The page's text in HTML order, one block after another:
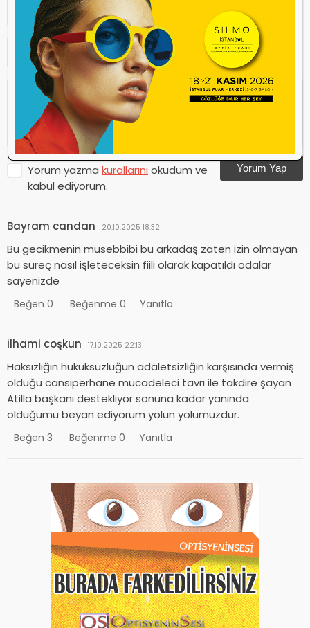
Yorum yazma kurallarını okudum ve
kabul ediyorum.
Yorum Yap
Bayram candan 20.10.2025 18:32
Bu gecikmenin musebbibi bu arkadaş zaten izin olmayan
bu sureç nasıl işleteceksin fiili olarak kapatıldı odalar
sayenizde
Beğen 0 Beğenme 0 Yanıtla
İlhami coşkun 17.10.2025 22:13
Haksızlığın hukuksuzluğun adaletsizliğin karşısında vermiş
olduğu cansiperhane mücadeleci tavrı ile takdire şayan
Atilla başkanı destekliyor sonuna kadar yanında
olduğumu beyan ediyorum yolun yolumuzdur.
Beğen 3 Beğenme 0 Yanıtla